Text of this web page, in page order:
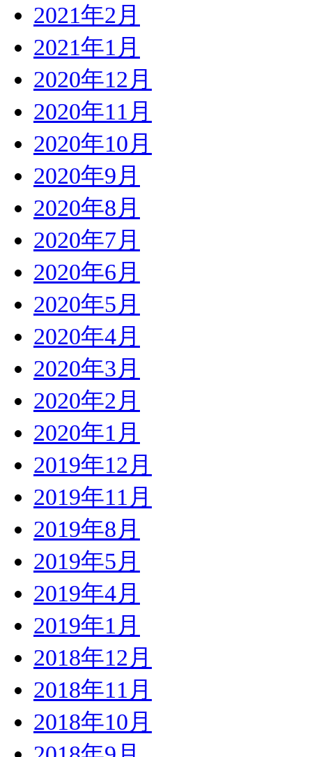
2021年2月
2021年1月
2020年12月
2020年11月
2020年10月
2020年9月
2020年8月
2020年7月
2020年6月
2020年5月
2020年4月
2020年3月
2020年2月
2020年1月
2019年12月
2019年11月
2019年8月
2019年5月
2019年4月
2019年1月
2018年12月
2018年11月
2018年10月